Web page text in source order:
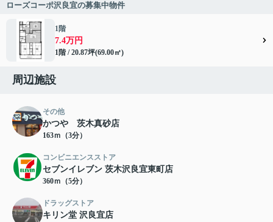
ローズコーポ沢良宜の募集中物件
1階
7.4万円
1階 / 20.87坪(69.00㎡)
周辺施設
その他
かつや 茨木真砂店
163ｍ（3分）
コンビニエンスストア
セブンイレブン 茨木沢良宜東町店
360ｍ（5分）
ドラッグストア
キリン堂 沢良宜店